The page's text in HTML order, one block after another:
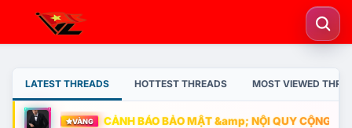
LATEST THREADS HOTTEST THREADS MOST VIEWED
VÀNG CẢNH BÁO BẢO MẬT &amp; NỘI QUY CỘNG